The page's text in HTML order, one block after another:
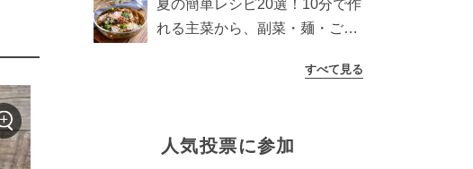
夏の簡単レシピ20選！10分で作
れる主菜から、副菜・麺・ごは
すべて見る
人気投票に参加